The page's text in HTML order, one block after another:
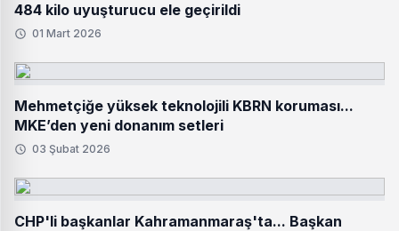
484 kilo uyuşturucu ele geçirildi
01 Mart 2026
Mehmetçiğe yüksek teknolojili KBRN koruması...
MKE’den yeni donanım setleri
03 Şubat 2026
CHP'li başkanlar Kahramanmaraş'ta... Başkan